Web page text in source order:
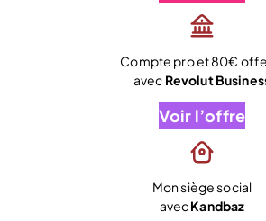
Compte pro et 80€
avec Revolut
Voir l’offre
Mon siège social
avecKandbaz